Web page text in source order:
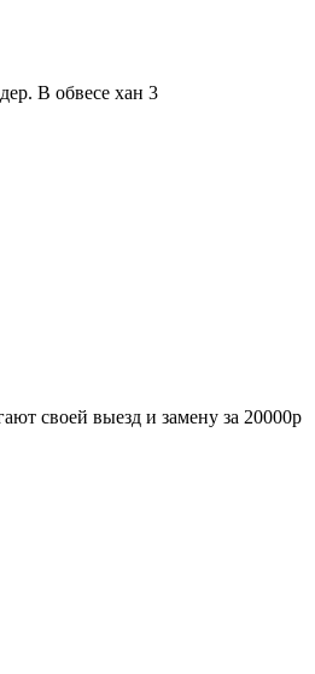
В обвесе хан 3
своей выезд и замену за 20000р